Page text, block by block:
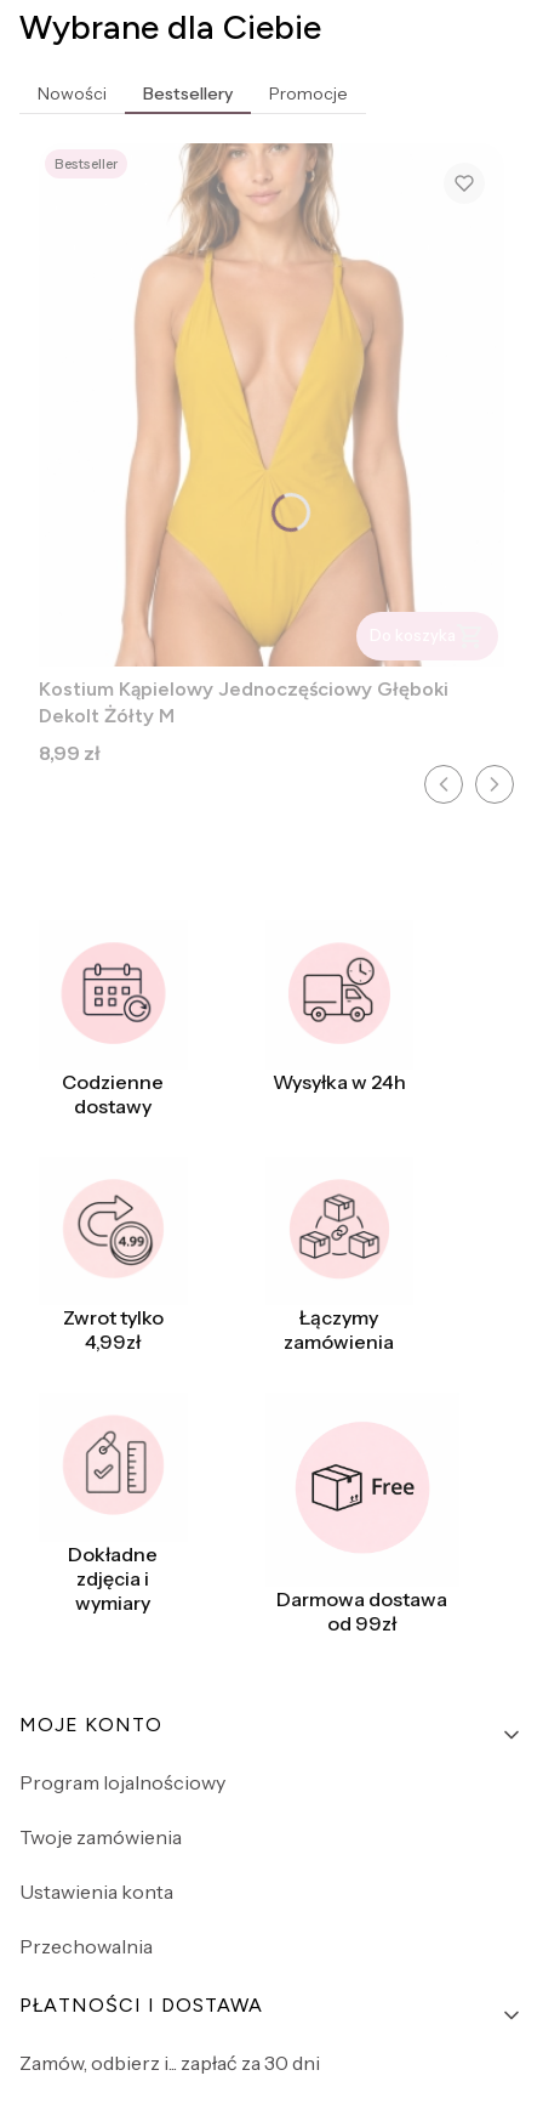
Wybrane dla Ciebie
Nowości Bestsellery Promocje
Bestseller
Kostium Kąpielowy Jednoczęściowy Głęboki
Dekolt Żółty M
Cena
8,99 zł
Codzienne
dostawy
Wysyłka w 24h
Zwrot tylko
4,99zł
Łączymy
zamówienia
Dokładne
zdjęcia i
wymiary
Darmowa dostawa
od 99zł
Linki w stopce
MOJE KONTO
Program lojalnościowy
Twoje zamówienia
Ustawienia konta
Przechowalnia
PŁATNOŚCI I DOSTAWA
Zamów, odbierz i... zapłać za 30 dni